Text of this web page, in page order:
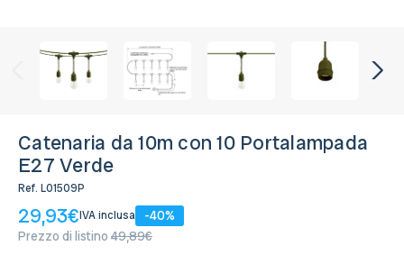
Catenaria da 10m con 10 Portalampada
E27 Verde
Ref. L01509P
29,93€IVA inclusa
-40%
Prezzo di listino 49,89€